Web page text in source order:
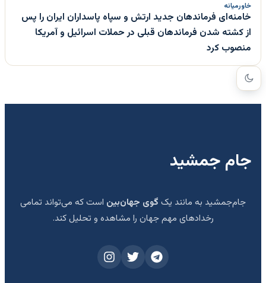
خاورمیانه
خامنه‌ای فرماندهان جدید ارتش و سپاه پاسداران ایران را پس
از کشته شدن فرماندهان قبلی در حملات اسرائیل و آمریکا
منصوب کرد
جام جمشید
جام‌جمشید به مانند یک گوی جهان‌بین است که می‌تواند تمامی
رخدادهای مهم جهان را مشاهده و تحلیل کند.